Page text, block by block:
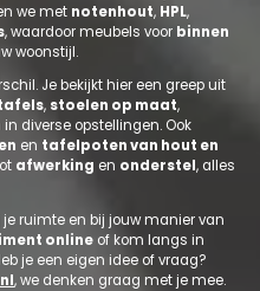
we met notenhout, HPL,
, waardoor meubels voor binnen
woonstijl.
Je bekijkt hier een greep uit
, stoelen op maat,
in diverse opstellingen. Ook
en tafelpoten van hout en
afwerking en onderstel, alles
ruimte en bij jouw manier van
online of kom langs in
je een eigen idee of vraag?
, we denken graag met je mee.